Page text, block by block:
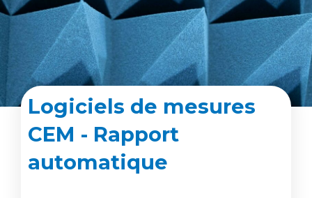
Logiciels de mesures
CEM - Rapport
automatique